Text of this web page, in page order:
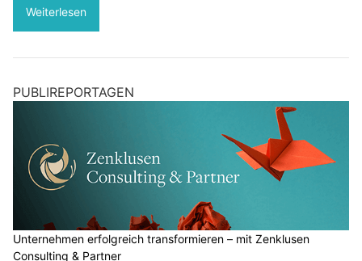
Weiterlesen
PUBLIREPORTAGEN
Unternehmen erfolgreich transformieren – mit Zenklusen
Consulting & Partner